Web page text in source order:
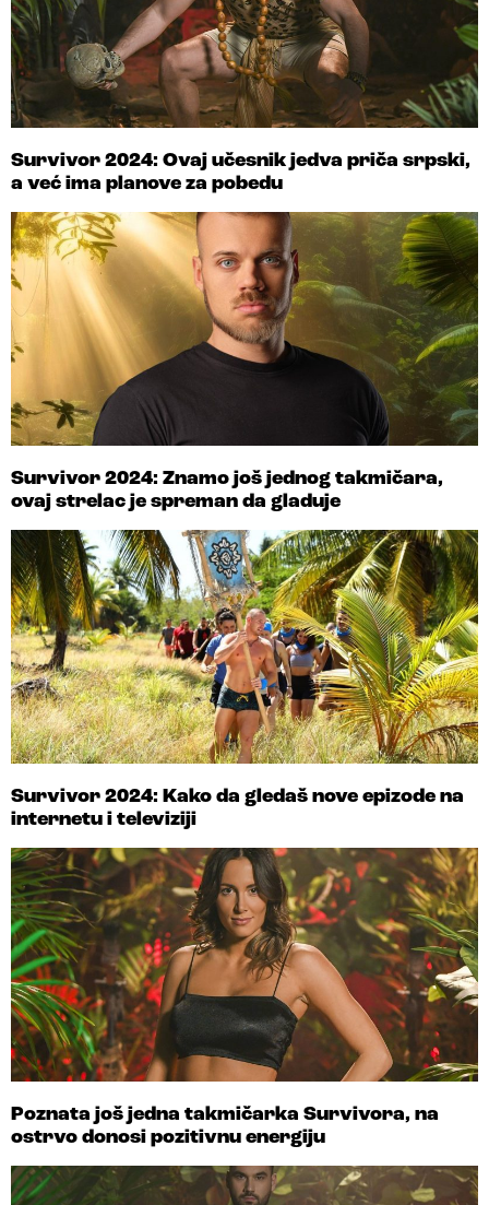
Survivor 2024: Ovaj učesnik jedva priča srpski,
a već ima planove za pobedu
Survivor 2024: Znamo još jednog takmičara,
ovaj strelac je spreman da gladuje
Survivor 2024: Kako da gledaš nove epizode na
internetu i televiziji
Poznata još jedna takmičarka Survivora, na
ostrvo donosi pozitivnu energiju